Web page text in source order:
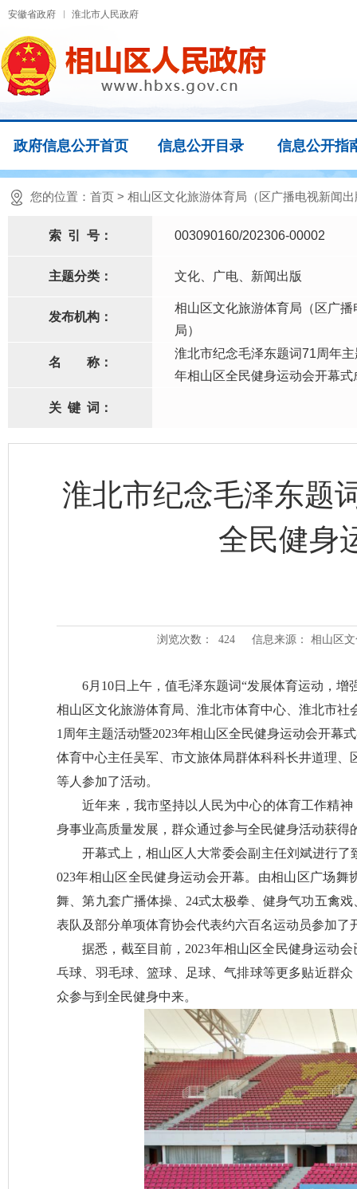
安徽省政府 淮北市人民政府
政府信息公开首页 信息公开目录 信息公开指
您的位置： 首页 > 相山区文化旅游体育局（区广播电视新闻
索 引 号： 003090160/202306-00002
主题分类： 文化、广电、新闻出版
发布机构：
相山区文化旅游体育局（区广播
局）
名 称：
淮北市纪念毛泽东题词71周年
年相山区全民健身运动会开幕式
关 键 词：
淮北市纪念毛泽东题
全民健身
浏览次数： 424 信息来源： 相山区
6月10日上午，值毛泽东题词“发展体育运动，
相山区文化旅游体育局、淮北市体育中心、淮北市
1周年主题活动暨2023年相山区全民健身运动会开幕
体育中心主任吴军、市文旅体局群体科科长井道理
等人参加了活动。
近年来，我市坚持以人民为中心的体育工作精
身事业高质量发展，群众通过参与全民健身活动获得
开幕式上，相山区人大常委会副主任刘斌进行
023年相山区全民健身运动会开幕。由相山区广场
舞、第九套广播体操、24式太极拳、健身气功五禽
表队及部分单项体育协会代表约六百名运动员参加了
据悉，截至目前，2023年相山区全民健身运动
乓球、羽毛球、篮球、足球、气排球等更多贴近群
众参与到全民健身中来。